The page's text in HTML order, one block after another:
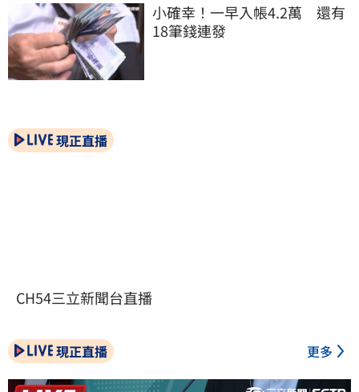
小確幸！一早入帳4.2萬　還有
18筆錢連發
現正直播
CH54三立新聞台直播
現正直播 更多